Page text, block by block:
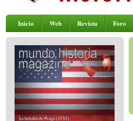
Inicio Web Revista Foro